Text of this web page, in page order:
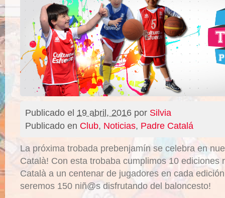
Publicado el 19 abril, 2016 por Silvia
Publicado en Club, Noticias, Padre Catalá
La próxima trobada prebenjamín se celebra en
Català! Con esta trobaba cumplimos 10 ediciones
Català a un centenar de jugadores en cada
seremos 150 niñ@s disfrutando del baloncesto!